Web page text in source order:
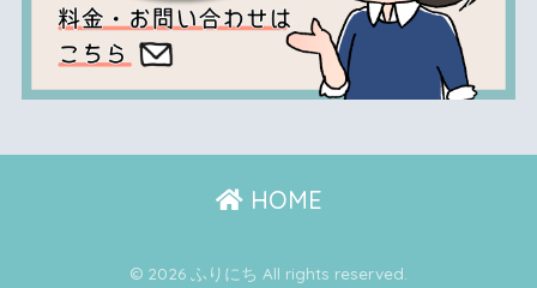
HOME
© 2026 ふりにち All rights reserved.